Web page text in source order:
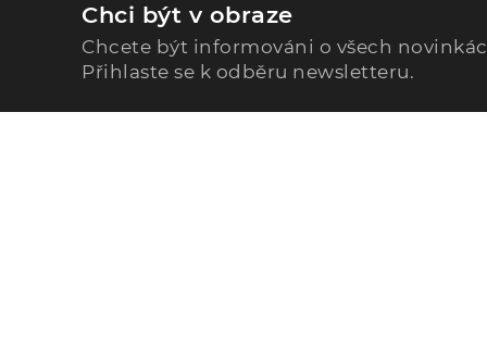
Chci být v obraze
Chcete být informováni o všech
Přihlaste se k odběru newsletteru.